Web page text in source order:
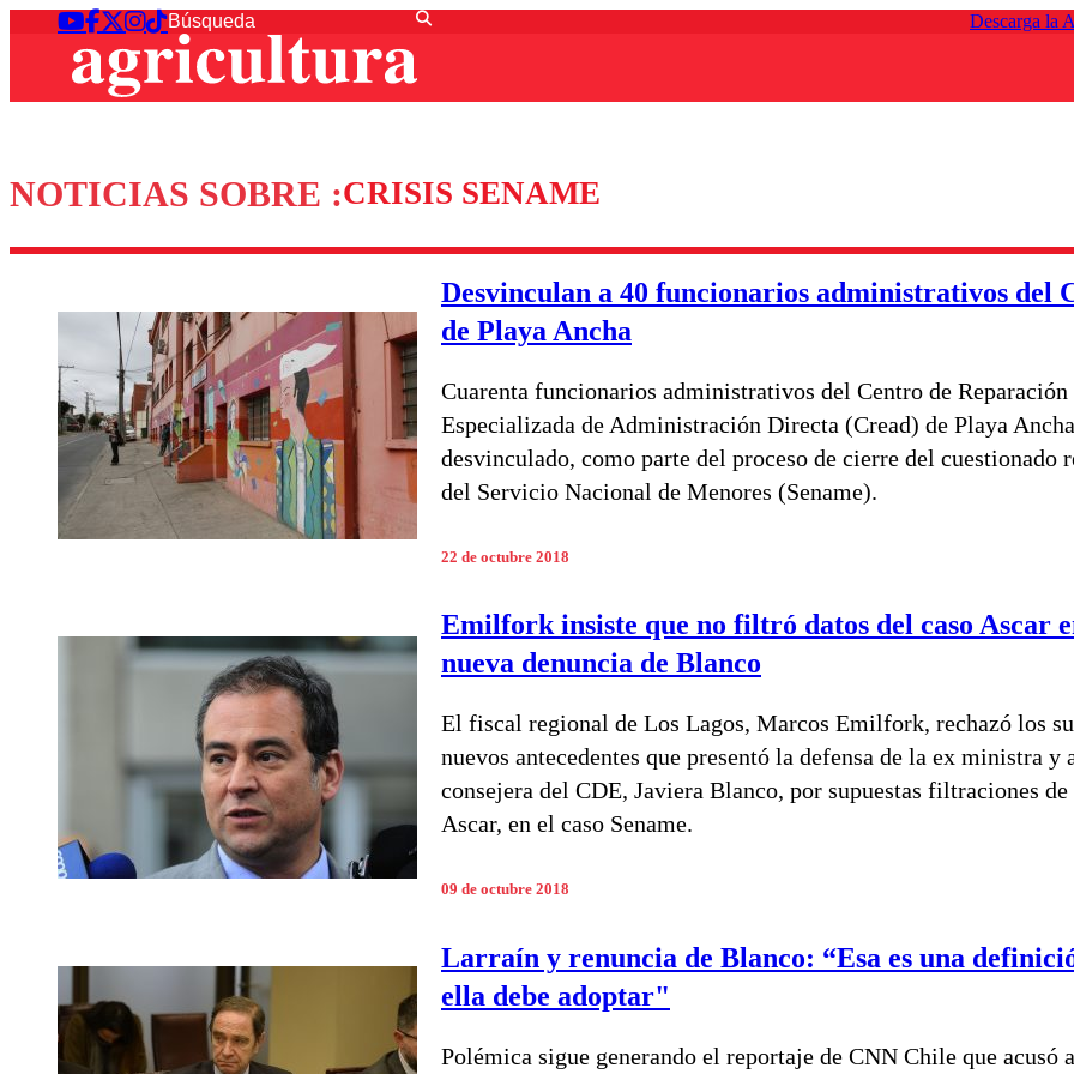
Descarga la
NOTICIAS SOBRE :CRISIS SENAME
Desvinculan a 40 funcionarios administrativos del
de Playa Ancha
Cuarenta funcionarios administrativos del Centro de Reparación
Especializada de Administración Directa (Cread) de Playa
desvinculado, como parte del proceso de cierre del cuestionado
del Servicio Nacional de Menores (Sename).
22 de octubre 2018
Emilfork insiste que no filtró datos del caso Ascar
nueva denuncia de Blanco
El fiscal regional de Los Lagos, Marcos Emilfork, rechazó los
nuevos antecedentes que presentó la defensa de la ex ministra y
consejera del CDE, Javiera Blanco, por supuestas filtraciones
Ascar, en el caso Sename.
09 de octubre 2018
Larraín y renuncia de Blanco: “Esa es una
ella debe adoptar"
Polémica sigue generando el reportaje de CNN Chile que acusó